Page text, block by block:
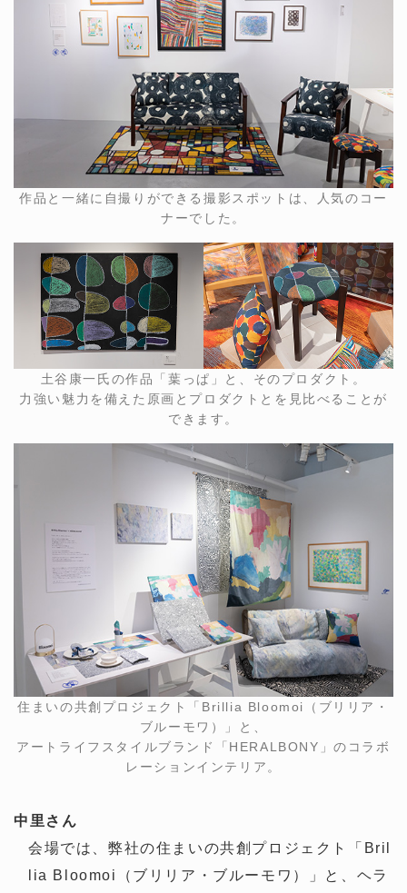
作品と一緒に自撮りができる撮影スポットは、人気のコー
ナーでした。
土谷康一氏の作品「葉っぱ」と、そのプロダクト。
力強い魅力を備えた原画とプロダクトとを見比べることが
できます。
住まいの共創プロジェクト「Brillia Bloomoi（ブリリア・
ブルーモワ）」と、
アートライフスタイルブランド「HERALBONY」のコラボ
レーションインテリア。
中里さん
会場では、弊社の住まいの共創プロジェクト「Bril
lia Bloomoi（ブリリア・ブルーモワ）」と、ヘラ